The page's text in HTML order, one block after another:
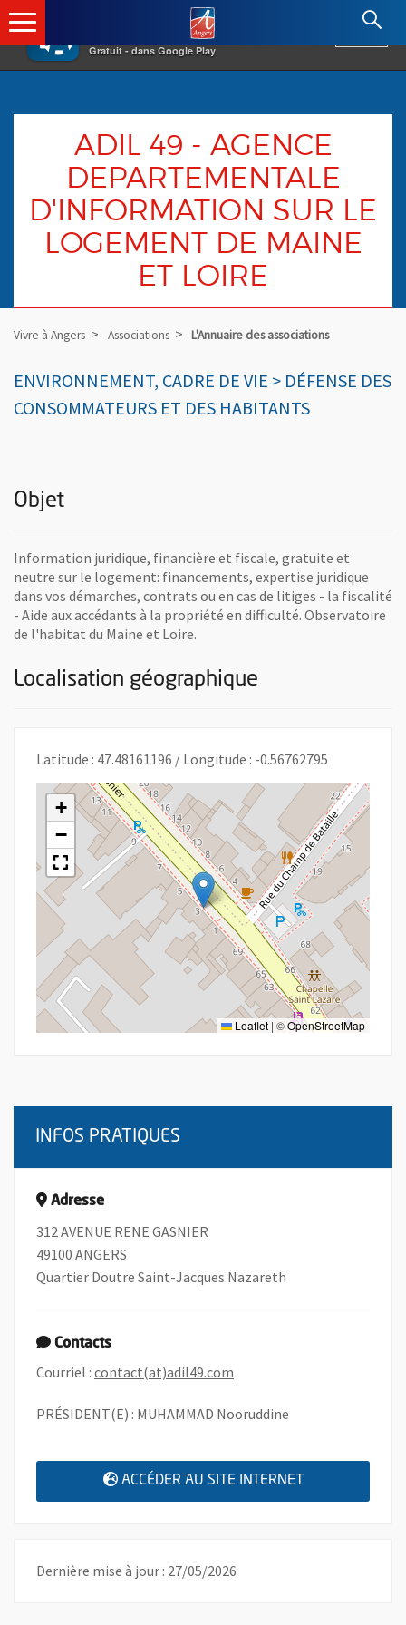
×
Gratuit - dans Google Play
Angers.fr : Retour à l'accueil
ADIL 49 - AGENCE
DEPARTEMENTALE
D'INFORMATION SUR LE
LOGEMENT DE MAINE
ET LOIRE
Vivre à Angers Associations L'Annuaire des associations
ENVIRONNEMENT, CADRE DE VIE > DÉFENSE DES
CONSOMMATEURS ET DES HABITANTS
Objet
Information juridique, financière et fiscale, gratuite et
neutre sur le logement: financements, expertise juridique
dans vos démarches, contrats ou en cas de litiges - la fiscalité
- Aide aux accédants à la propriété en difficulté. Observatoire
de l'habitat du Maine et Loire.
Localisation géographique
Latitude : 47.48161196 / Longitude : -0.56762795
+
−
Leaflet | ©OpenStreetMap
INFOS PRATIQUES
Adresse
312 AVENUE RENE GASNIER
49100 ANGERS
Quartier Doutre Saint-Jacques Nazareth
Contacts
Courriel : contact(at)adil49.com
PRÉSIDENT(E) : MUHAMMAD Nooruddine
ACCÉDER AU SITE INTERNET , OUVRE UNE
Dernière mise à jour : 27/05/2026